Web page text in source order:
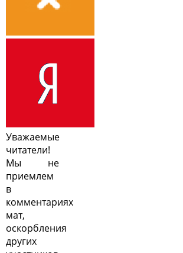
Уважаемые
читатели!
Мы не
приемлем
в
комментариях
мат,
оскорбления
других